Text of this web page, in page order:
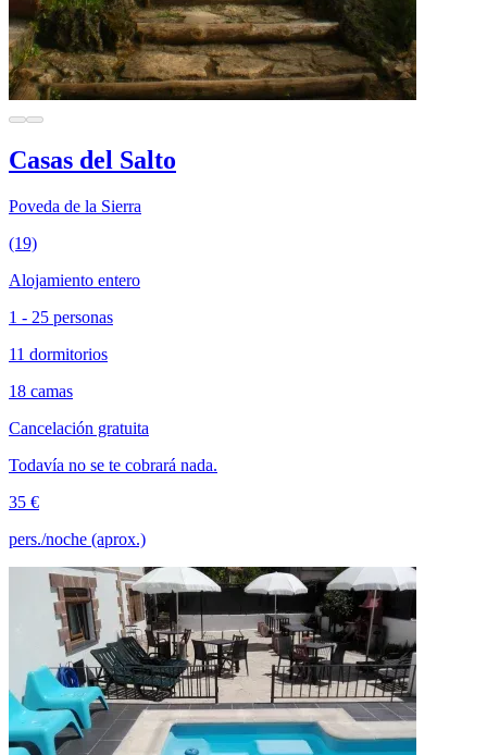
Casas del Salto
Poveda de la Sierra
(19)
Alojamiento entero
1 - 25 personas
11 dormitorios
18 camas
Cancelación gratuita
Todavía no se te cobrará nada.
35 €
pers./noche (aprox.)